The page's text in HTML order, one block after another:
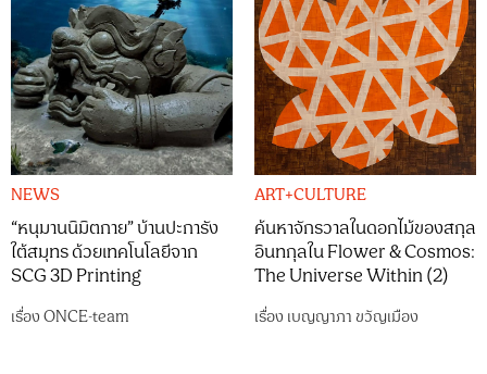
NEWS
“หนุมานนิมิตกาย” บ้านปะการัง
ใต้สมุทร ด้วยเทคโนโลยีจาก
SCG 3D Printing
เรื่องONCE-team
ART+CULTURE
ค้นหาจักรวาลในดอกไม้ของสกุล
อินทกุลใน Flower & Cosmos:
The Universe Within (2)
เรื่อง เบญญาภา ขวัญเมือง